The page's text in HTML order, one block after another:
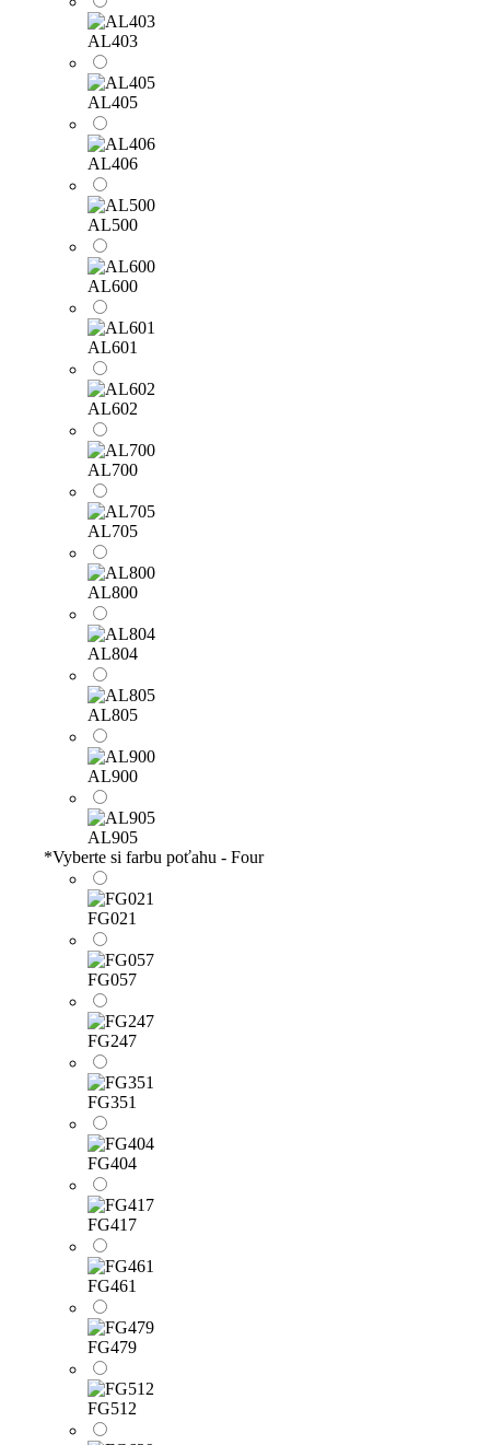
AL403
AL405
AL406
AL500
AL600
AL601
AL602
AL700
AL705
AL800
AL804
AL805
AL900
AL905
*Vyberte si farbu poťahu - Four
FG021
FG057
FG247
FG351
FG404
FG417
FG461
FG479
FG512